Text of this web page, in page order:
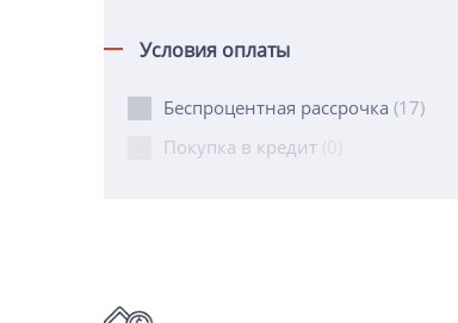
Условия оплаты
Беспроцентная рассрочка (17)
Покупка в кредит